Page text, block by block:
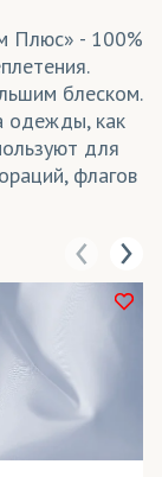
Плюс» - 100%
блеском.
одежды, как
для
флагов